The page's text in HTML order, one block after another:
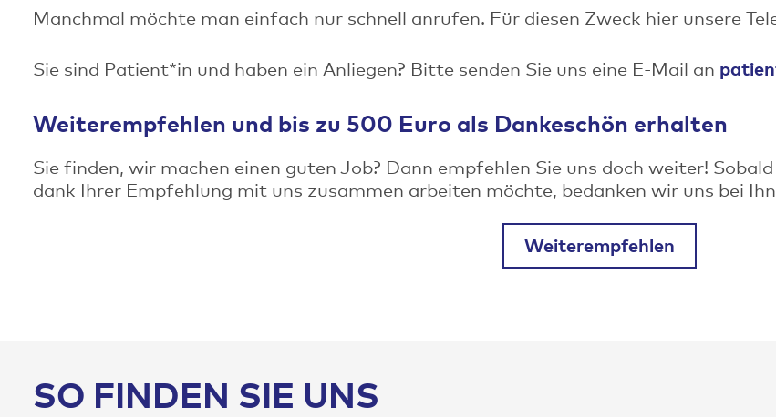
Manchmal möchte man einfach nur schnell anrufen. Für diesen Zweck hier unsere
Sie sind Patient*in und haben ein Anliegen? Bitte senden Sie uns eine E-Mail an
Weiterempfehlen und bis zu 500 Euro als Dankeschön erhalten
Sie finden, wir machen einen guten Job? Dann empfehlen Sie uns doch weiter!
dank Ihrer Empfehlung mit uns zusammen arbeiten möchte, bedanken wir uns bei
Weiterempfehlen
SO FINDEN SIE UNS